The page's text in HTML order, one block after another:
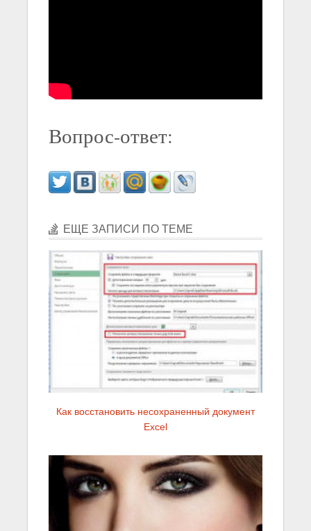
Вопрос-ответ:
ЕЩЕ ЗАПИСИ ПО ТЕМЕ
Как восстановить несохраненный документ
Excel